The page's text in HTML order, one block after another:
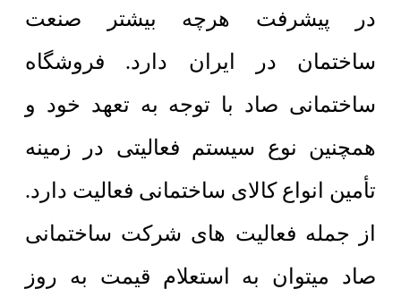
در پیشرفت هرچه بیشتر صنعت
ساختمان در ایران دارد. فروشگاه
ساختمانی صاد با توجه به تعهد خود و
همچنین نوع سیستم فعالیتی در زمینه
تأمین انواع کالای ساختمانی فعالیت دارد.
از جمله فعالیت های شرکت ساختمانی
صاد میتوان به استعلام قیمت به روز